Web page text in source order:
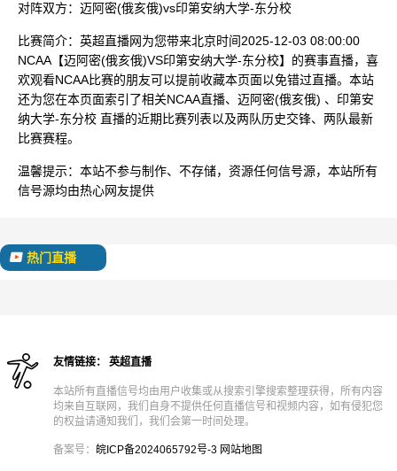
对阵双方： 迈阿密(俄亥俄)vs印第安纳大学-东分校
比赛简介： 英超直播网为您带来北京时间2025-12-03 08:00:00
NCAA【迈阿密(俄亥俄)VS印第安纳大学-东分校】的赛事直播，喜
欢观看NCAA比赛的朋友可以提前收藏本页面以免错过直播。本站
还为您在本页面索引了相关NCAA直播、迈阿密(俄亥俄) 、印第安
纳大学-东分校 直播的近期比赛列表以及两队历史交锋、两队最新
比赛赛程。
温馨提示： 本站不参与制作、不存储，资源任何信号源，本站所有
信号源均由热心网友提供
热门直播
友情链接： 英超直播
本站所有直播信号均由用户收集或从搜索引擎搜索整理获得，所有内容
均来自互联网，我们自身不提供任何直播信号和视频内容，如有侵犯您
的权益请通知我们，我们会第一时间处理。
备案号： 皖ICP备2024065792号-3 网站地图